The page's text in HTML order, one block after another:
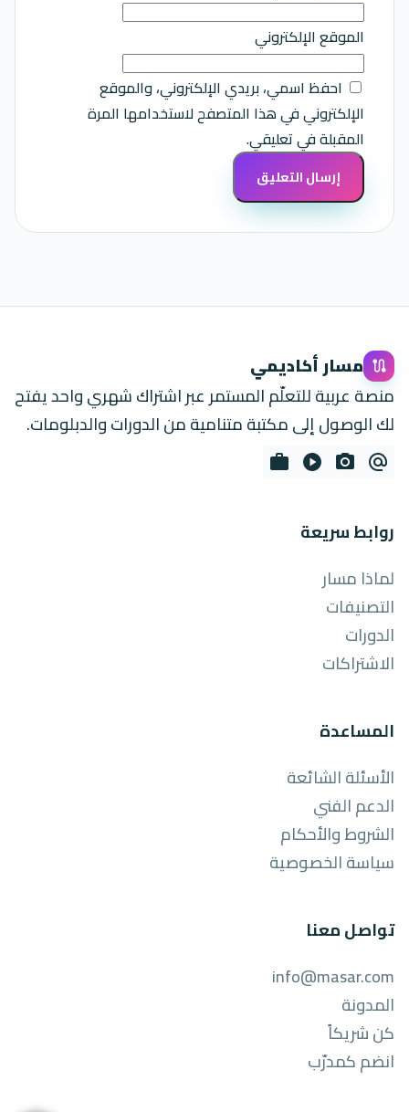
الموقع الإلكتروني
احفظ اسمي، بريدي الإلكتروني، والموقع
الإلكتروني في هذا المتصفح لاستخدامها المرة
المقبلة في تعليقي.
Alternative:
route مسار أكاديمي
منصة عربية للتعلّم المستمر عبر اشتراك شهري واحد يفتح
لك الوصول إلى مكتبة متنامية من الدورات والدبلومات.
alternate_email
photo_camera
play_circle
work
روابط سريعة
لماذا مسار
التصنيفات
الدورات
الاشتراكات
المساعدة
الأسئلة الشائعة
الدعم الفني
الشروط والأحكام
سياسة الخصوصية
تواصل معنا
info@masar.com
المدونة
كن شريكاً
انضم كمدرّب